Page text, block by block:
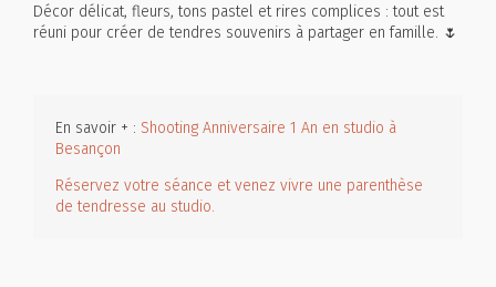
Décor délicat, fleurs, tons pastel et rires complices : tout est
réuni pour créer de tendres souvenirs à partager en famille. 🌷
En savoir + : Shooting Anniversaire 1 An en studio à
Besançon
Réservez votre séance et venez vivre une parenthèse
de tendresse au studio.